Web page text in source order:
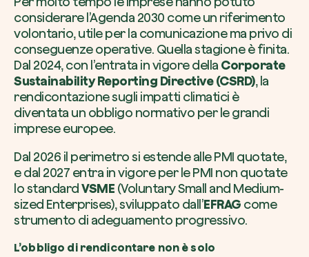
considerare l’Agenda 2030 come un riferimento
volontario, utile per la comunicazione ma privo di
conseguenze operative. Quella stagione è finita.
Dal 2024, con l’entrata in vigore della Corporate
Sustainability Reporting Directive (CSRD), la
rendicontazione sugli impatti climatici è
diventata un obbligo normativo per le grandi
imprese europee.
Dal 2026 il perimetro si estende alle PMI quotate,
e dal 2027 entra in vigore per le PMI non quotate
lo standard VSME (Voluntary Small and Medium-
sized Enterprises), sviluppato dall’EFRAG come
strumento di adeguamento progressivo.
L’obbligo di rendicontare non è solo